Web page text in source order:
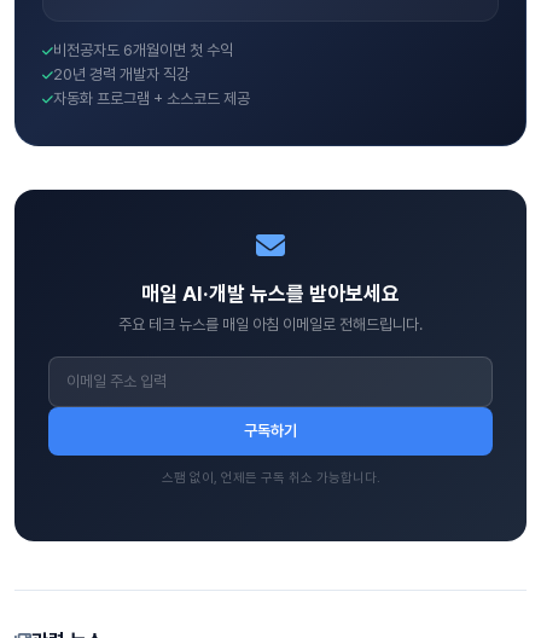
비전공자도 6개월이면 첫 수익
20년 경력 개발자 직강
자동화 프로그램 + 소스코드 제공
매일 AI·개발 뉴스를 받아보세요
주요 테크 뉴스를 매일 아침 이메일로 전해드립니다.
구독하기
스팸 없이, 언제든 구독 취소 가능합니다.